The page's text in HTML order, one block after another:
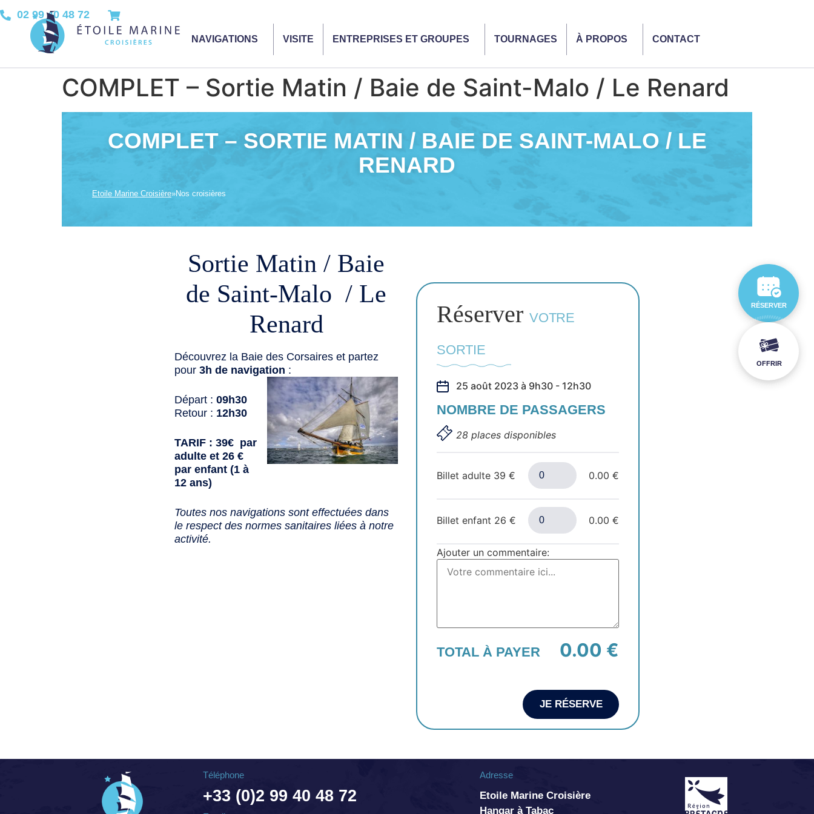
02 99 40 48 72
NAVIGATIONS VISITE ENTREPRISES ET GROUPES TOURNAGES À PROPOS CONTACT
COMPLET – Sortie Matin / Baie de Saint-Malo / Le Renard
COMPLET – SORTIE MATIN / BAIE DE SAINT-MALO / LE
RENARD
Etoile Marine Croisière»Nos croisières
Sortie Matin / Baie
de Saint-Malo / Le
Renard
Découvrez la Baie des Corsaires et partez
pour 3h de navigation :
Départ : 09h30
Retour : 12h30
TARIF : 39€ par
adulte et 26 €
par enfant (1 à
12 ans)
Toutes nos navigations sont effectuées dans
le respect des normes sanitaires liées à notre
activité.
Réserver VOTRE
SORTIE
25 août 2023 à 9h30 - 12h30
NOMBRE DE PASSAGERS
28 places disponibles
Billet adulte 39 € 0.00 €
Billet enfant 26 € 0.00 €
Ajouter un commentaire:
TOTAL À PAYER 0.00 €
JE RÉSERVE
Téléphone
+33 (0)2 99 40 48 72
Adresse
Etoile Marine Croisière
Hangar à Tabac
RÉSERVER
OFFRIR